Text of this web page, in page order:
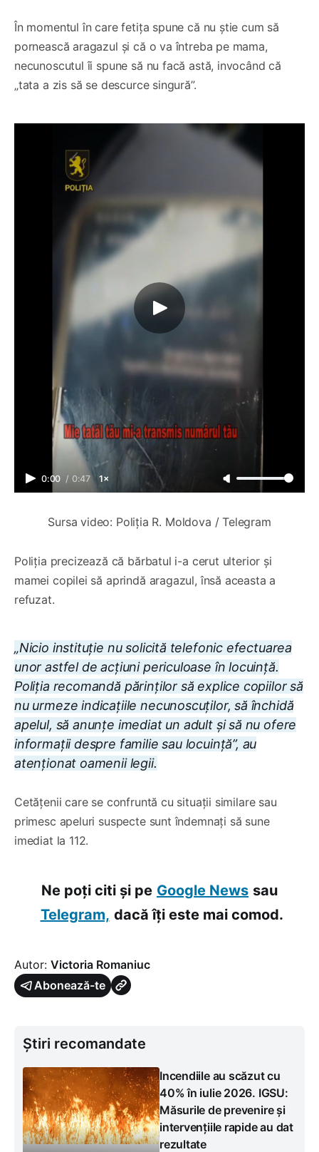
În momentul în care fetița spune că nu știe cum să
pornească aragazul și că o va întreba pe mama,
necunoscutul îi spune să nu facă astă, invocând că
„tata a zis să se descurce singură”.
0:00 / 0:47 1×
Sursa video: Poliția R. Moldova / Telegram
Poliția precizează că bărbatul i-a cerut ulterior și
mamei copilei să aprindă aragazul, însă aceasta a
refuzat.
„Nicio instituție nu solicită telefonic efectuarea
unor astfel de acțiuni periculoase în locuință.
Poliția recomandă părinților să explice copiilor să
nu urmeze indicațiile necunoscuților, să închidă
apelul, să anunțe imediat un adult și să nu ofere
informații despre familie sau locuință”, au
atenționat oamenii legii.
Cetățenii care se confruntă cu situații similare sau
primesc apeluri suspecte sunt îndemnați să sune
imediat la 112.
Ne poți citi și pe Google News sau
Telegram, dacă îți este mai comod.
Autor: Victoria Romaniuc
Abonează-te
Știri recomandate
Incendiile au scăzut cu
40% în iulie 2026. IGSU:
Măsurile de prevenire și
intervențiile rapide au dat
rezultate